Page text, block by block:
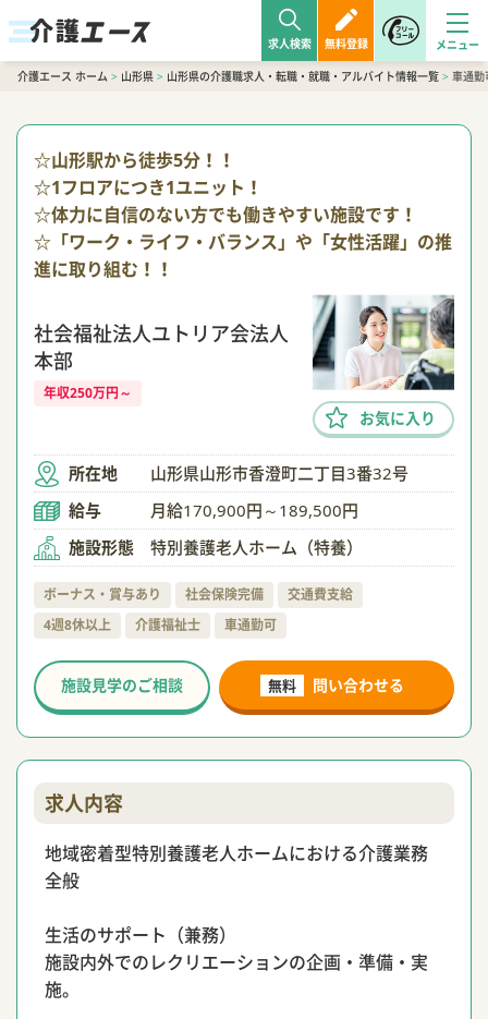
求人検索 無料登録
介護エース ホーム > 山形県 > 山形県の介護職求人・転職・就職・アルバイト情報一覧 > 車通勤
☆山形駅から徒歩5分！！
☆1フロアにつき1ユニット！
☆体力に自信のない方でも働きやすい施設です！
☆「ワーク・ライフ・バランス」や「女性活躍」の推
進に取り組む！！
社会福祉法人ユトリア会法人
本部
年収250万円～
お気に入り
所在地
山形県山形市香澄町二丁目3番32号
給与
月給170,900円～189,500円
施設形態
特別養護老人ホーム（特養）
ボーナス・賞与あり 社会保険完備
交通費支給
4週8休以上
介護福祉士 車通勤可
無料 問い合わせる
施設見学のご相談
求人内容
地域密着型特別養護老人ホームにおける介護業務
全般
生活のサポート（兼務）
施設内外でのレクリエーションの企画・準備・実
施。